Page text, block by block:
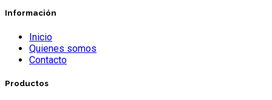
Información
Inicio
Quienes somos
Contacto
Productos